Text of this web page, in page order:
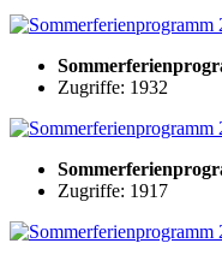
Zugriffe: 1932
Zugriffe: 1917